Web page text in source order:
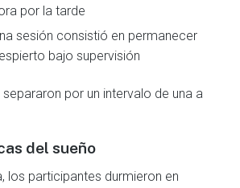
por la tarde
sesión consistió en permanecer
bajo supervisión
por un intervalo de una a
del sueño
los participantes durmieron en